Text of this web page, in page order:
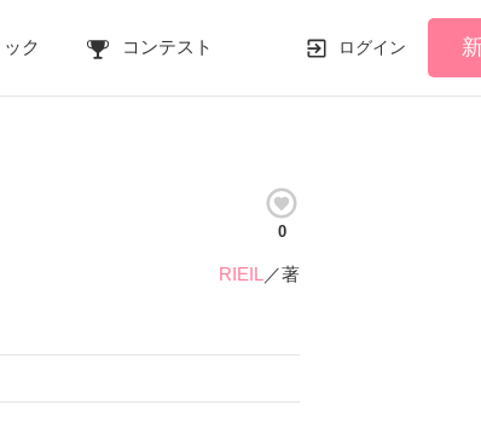
ク コンテスト ログイン
0
RIEIL ／著